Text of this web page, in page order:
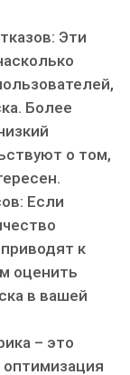
Эти
Более
о том,
Если
к
оценить
в вашей
– это
оптимизация